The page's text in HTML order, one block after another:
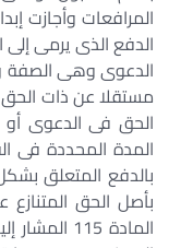
المرافعات وأجازت
الدفع الذى يرمى
الدعوى وهى الصفة
مستقلا عن ذات الحق
الحق فى الدعوى
المدة المحددة فى
بالدفع المتعلق
بأصل الحق
المادة